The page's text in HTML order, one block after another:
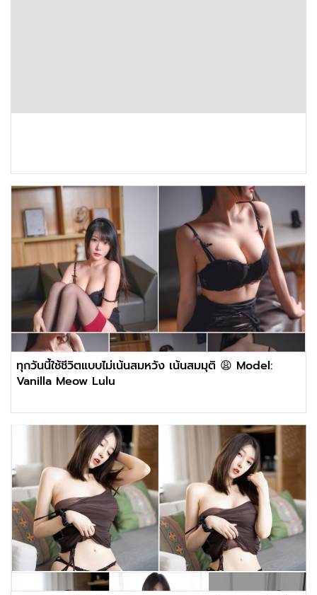
ทุกวันนี้ใช้ชีวิตแบบไม่เน้นสมหวัง เน้นสมมุติ 😩 Model:
Vanilla Meow Lulu